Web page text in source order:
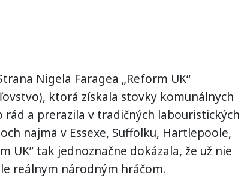
Nigela Faragea „Reform UK“
ktorá získala stovky komunálnych
rád a prerazila v tradičných labouristických
najmä v Essexe, Suffolku, Hartlepoole,
UK” tak jednoznačne dokázala, že už nie
reálnym národným hráčom.